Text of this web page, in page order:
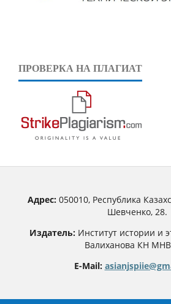
ПРОВЕРКА НА ПЛАГИАТ
Адрес:050010, Республика
Шевченко, 28.
Издатель: Институт истории и
Валиханова КН
E-Mail: